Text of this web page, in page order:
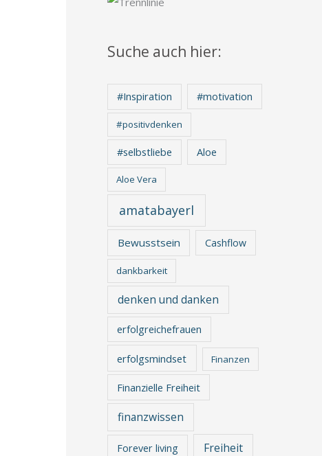
Suche auch hier:
#Inspiration #motivation
#positivdenken
#selbstliebe Aloe
Aloe Vera
amatabayerl
Bewusstsein Cashflow
dankbarkeit
denken und danken
erfolgreichefrauen
erfolgsmindset Finanzen
Finanzielle Freiheit
finanzwissen
Forever living Freiheit